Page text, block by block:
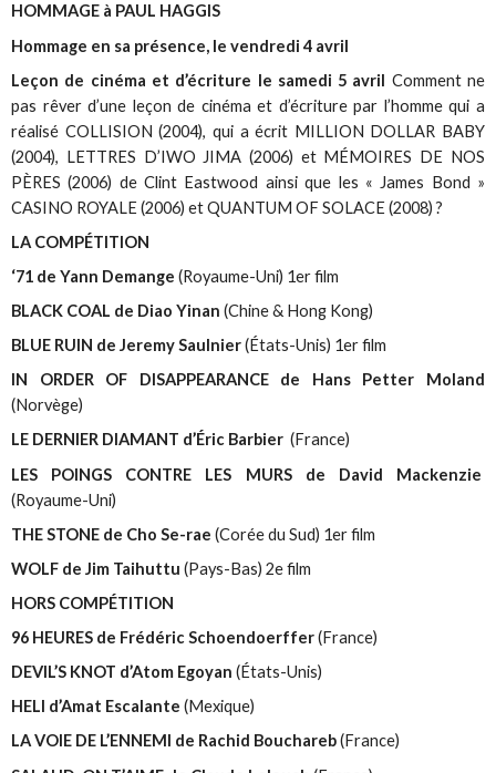
HOMMAGE à PAUL HAGGIS
Hommage en sa présence, le vendredi 4 avril
Leçon de cinéma et d’écriture le samedi 5 avril Comment ne
pas rêver d’une leçon de cinéma et d’écriture par l’homme qui a
réalisé COLLISION (2004), qui a écrit MILLION DOLLAR BABY
(2004), LETTRES D’IWO JIMA (2006) et MÉMOIRES DE NOS
PÈRES (2006) de Clint Eastwood ainsi que les « James Bond »
CASINO ROYALE (2006) et QUANTUM OF SOLACE (2008) ?
LA COMPÉTITION
‘71 de Yann Demange (Royaume-Uni) 1er film
BLACK COAL de Diao Yinan (Chine & Hong Kong)
BLUE RUIN de Jeremy Saulnier(États-Unis) 1er film
IN ORDER OF DISAPPEARANCE de Hans Petter Moland
(Norvège)
LE DERNIER DIAMANT d’Éric Barbier (France)
LES POINGS CONTRE LES MURS de David Mackenzie
(Royaume-Uni)
THE STONE de Cho Se-rae (Corée du Sud) 1er film
WOLF de Jim Taihuttu (Pays-Bas) 2e film
HORS COMPÉTITION
96 HEURES de Frédéric Schoendoerffer(France)
DEVIL’S KNOT d’Atom Egoyan (États-Unis)
HELI d’Amat Escalante (Mexique)
LA VOIE DE L’ENNEMI de Rachid Bouchareb(France)